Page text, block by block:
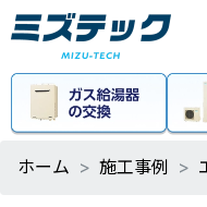
ホーム 施工事例